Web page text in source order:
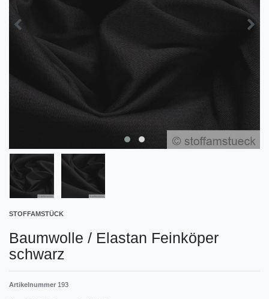
STOFFAMSTÜCK
Baumwolle / Elastan Feinköper
schwarz
Artikelnummer 193